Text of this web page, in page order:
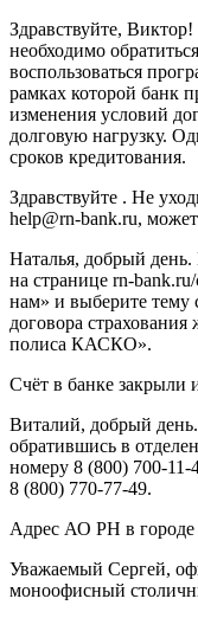
Здравствуйте,
необходимо
воспользоваться
рамках которой банк
изменения условий
долговую нагрузку.
сроков кредитования.
Здравствуйте . Не
help@rn-bank.ru,
Наталья, добрый
на странице rn-
нам» и выберите
договора
полиса КАСКО».
Счёт в банке закрыли
Виталий, добрый
обратившись в
номеру 8 (800) 700-11-
8 (800) 770-77-49.
Адрес АО РН в городе
Уважаемый Сергей,
моноофисный